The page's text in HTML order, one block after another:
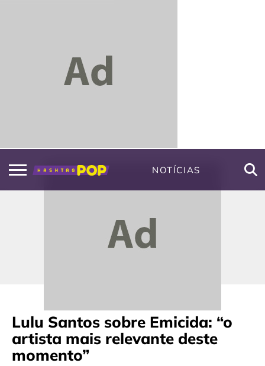
NOTÍCIAS
Lulu Santos sobre Emicida: “o
artista mais relevante deste
momento”